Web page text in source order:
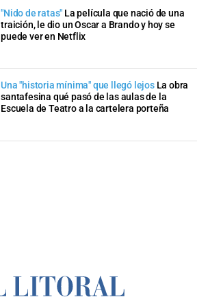
"Nido de ratas" La película que nació de una
traición, le dio un Oscar a Brando y hoy se
puede ver en Netflix
Una "historia mínima" que llegó lejos La obra
santafesina qué pasó de las aulas de la
Escuela de Teatro a la cartelera porteña